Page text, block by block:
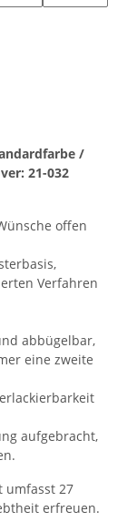
/
21-032
offen
Verfahren
abbügelbar,
eine zweite
aufgebracht,
umfasst 27
erfreuen.